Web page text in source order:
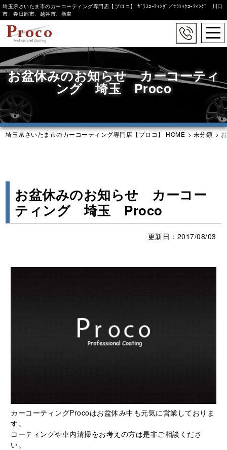
to
main
content
埼玉県さいたま市のカーコーティング専門店【プロコ】 ｶﾞﾗｽｺｰﾃｨﾝｸﾞ／ｾﾗﾐｯｸｺｰﾃｨﾝｸﾞ 川口
市、春日部市、越谷市、新車
お盆休みのお知らせ カーコーティ
ング 埼玉 Proco
埼玉県さいたま市のカーコーティング専門店【プロコ】 HOME > 未分類 >
お盆休みのお知らせ カーコー
ティング 埼玉 Proco
更新日：2017/08/03
カーコーティングProcoはお盆休み中も元気に営業しておりま
す。
コーティングや車内清掃をお考えの方は是非ご相談くださ
い。